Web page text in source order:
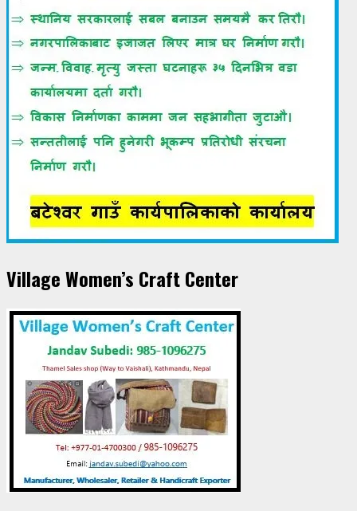
Village Women’s Craft Center